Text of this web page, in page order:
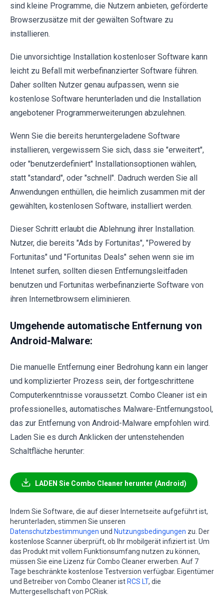
sind kleine Programme, die Nutzern anbieten, geförderte
Browserzusätze mit der gewälten Software zu
installieren.
Die unvorsichtige Installation kostenloser Software kann
leicht zu Befall mit werbefinanzierter Software führen.
Daher sollten Nutzer genau aufpassen, wenn sie
kostenlose Software herunterladen und die Installation
angebotener Programmerweiterungen abzulehnen.
Wenn Sie die bereits heruntergeladene Software
installieren, vergewissern Sie sich, dass sie "erweitert",
oder "benutzerdefiniert" Installationsoptionen wählen,
statt "standard", oder "schnell". Dadruch werden Sie all
Anwendungen enthüllen, die heimlich zusammen mit der
gewählten, kostenlosen Software, installiert werden.
Dieser Schritt erlaubt die Ablehnung ihrer Installation.
Nutzer, die bereits "Ads by Fortunitas", "Powered by
Fortunitas" und "Fortunitas Deals" sehen wenn sie im
Intenet surfen, sollten diesen Entfernungsleitfaden
benutzen und Fortunitas werbefinanzierte Software von
ihren Internetbrowsern eliminieren.
Umgehende automatische Entfernung von
Android-Malware:
Die manuelle Entfernung einer Bedrohung kann ein langer
und komplizierter Prozess sein, der fortgeschrittene
Computerkenntnisse voraussetzt. Combo Cleaner ist ein
professionelles, automatisches Malware-Entfernungstool,
das zur Entfernung von Android-Malware empfohlen wird.
Laden Sie es durch Anklicken der untenstehenden
Schaltfläche herunter:
LADEN Sie Combo Cleaner herunter (Android)
Indem Sie Software, die auf dieser Internetseite aufgeführt ist,
herunterladen, stimmen Sie unseren
Datenschutzbestimmungen und Nutzungsbedingungen zu. Der
kostenlose Scanner überprüft, ob Ihr mobilgerät infiziert ist. Um
das Produkt mit vollem Funktionsumfang nutzen zu können,
müssen Sie eine Lizenz für Combo Cleaner erwerben. Auf 7
Tage beschränkte kostenlose Testversion verfügbar. Eigentümer
und Betreiber von Combo Cleaner ist RCS LT, die
Muttergesellschaft von PCRisk.